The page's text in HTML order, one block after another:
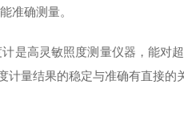
准确测量。
是高灵敏照度测量仪器，能对
量结果的稳定与准确有直接的